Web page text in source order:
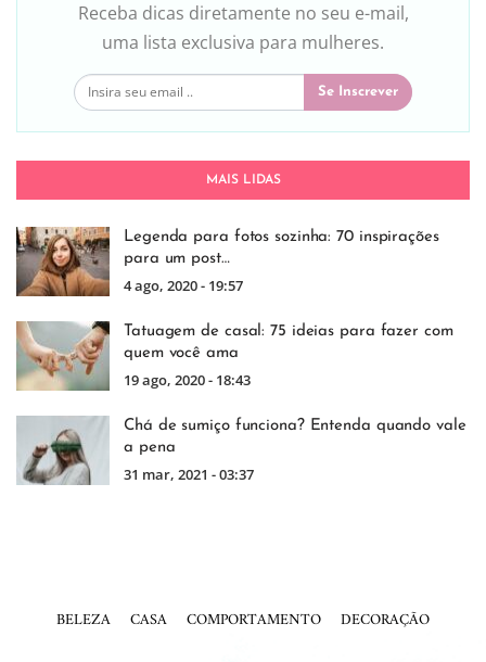
Receba dicas diretamente no seu e-mail,
uma lista exclusiva para mulheres.
Se Inscrever
MAIS LIDAS
Legenda para fotos sozinha: 70 inspirações
para um post…
4 ago, 2020 - 19:57
Tatuagem de casal: 75 ideias para fazer com
quem você ama
19 ago, 2020 - 18:43
Chá de sumiço funciona? Entenda quando vale
a pena
31 mar, 2021 - 03:37
BELEZA CASA COMPORTAMENTO
DECORAÇÃO